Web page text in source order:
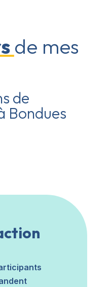
de mes
de
Bondues